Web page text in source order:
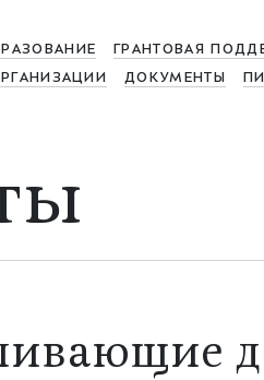
ГРАНТОВАЯ
ДОКУМЕНТЫ